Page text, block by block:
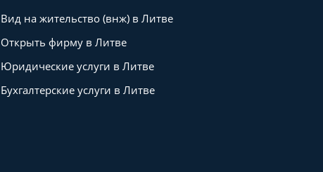
Вид на жительство (внж) в Литве
Открыть фирму в Литве
Юридические услуги в Литве
Бухгалтерские услуги в Литве